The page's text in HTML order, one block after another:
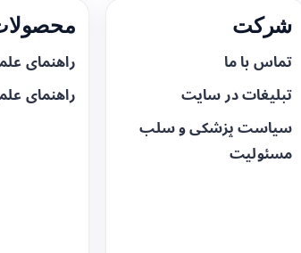
شرکت
تماس با ما
تبلیغات در سایت
سیاست پزشکی و سلب
مسئولیت
راهنمای
راهنمای